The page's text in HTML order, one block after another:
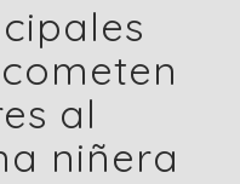
al
niñera